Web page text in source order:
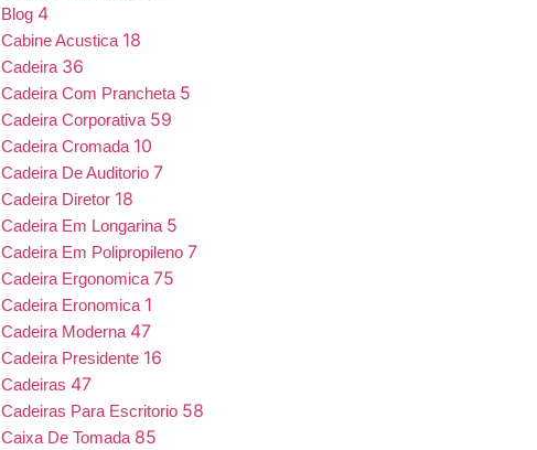
Blog 4
Cabine Acustica 18
Cadeira 36
Cadeira Com Prancheta 5
Cadeira Corporativa 59
Cadeira Cromada 10
Cadeira De Auditorio 7
Cadeira Diretor 18
Cadeira Em Longarina 5
Cadeira Em Polipropileno 7
Cadeira Ergonomica 75
Cadeira Eronomica 1
Cadeira Moderna 47
Cadeira Presidente 16
Cadeiras 47
Cadeiras Para Escritorio 58
Caixa De Tomada 85